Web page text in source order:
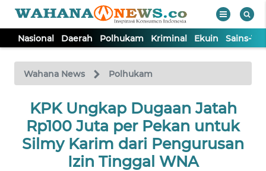
Nasional Daerah Polhukam Kriminal Ekuin Sains-
Wahana News Polhukam
KPK Ungkap Dugaan Jatah
Rp100 Juta per Pekan untuk
Silmy Karim dari Pengurusan
Izin Tinggal WNA
TV
Tutup
NASIONAL
DAERAH